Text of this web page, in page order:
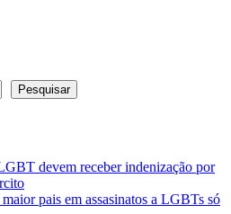
Pesquisar
devem receber indenização por
pais em assasinatos a LGBTs só